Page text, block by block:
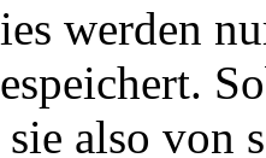
werden
also von